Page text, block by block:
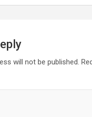
will not be published.